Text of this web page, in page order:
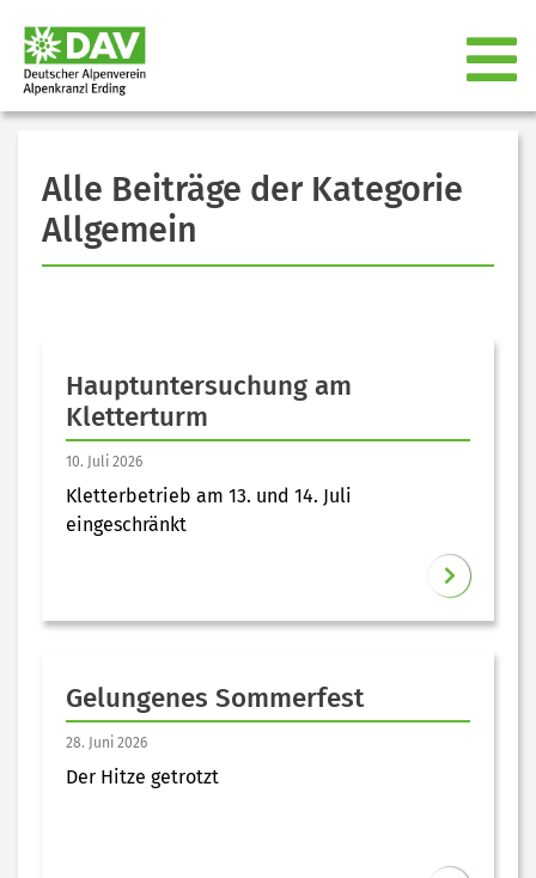
Alle Beiträge der Kategorie
Allgemein
Hauptuntersuchung am
Kletterturm
10. Juli 2026
Kletterbetrieb am 13. und 14. Juli
eingeschränkt
Gelungenes Sommerfest
28. Juni 2026
Der Hitze getrotzt